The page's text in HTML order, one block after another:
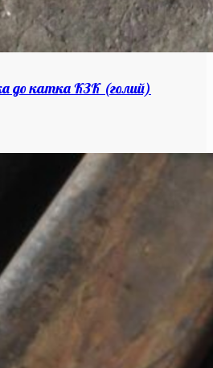
до катка КЗК (голий)